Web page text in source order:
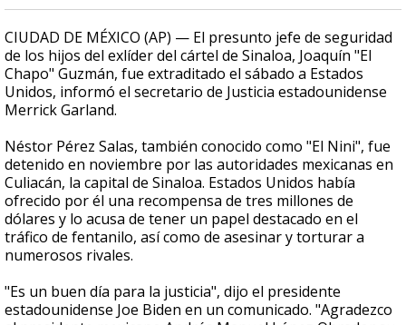
CIUDAD DE MÉXICO (AP) — El presunto jefe de seguridad
de los hijos del exlíder del cártel de Sinaloa, Joaquín "El
Chapo" Guzmán, fue extraditado el sábado a Estados
Unidos, informó el secretario de Justicia estadounidense
Merrick Garland.
Néstor Pérez Salas, también conocido como "El Nini", fue
detenido en noviembre por las autoridades mexicanas en
Culiacán, la capital de Sinaloa. Estados Unidos había
ofrecido por él una recompensa de tres millones de
dólares y lo acusa de tener un papel destacado en el
tráfico de fentanilo, así como de asesinar y torturar a
numerosos rivales.
"Es un buen día para la justicia", dijo el presidente
estadounidense Joe Biden en un comunicado. "Agradezco